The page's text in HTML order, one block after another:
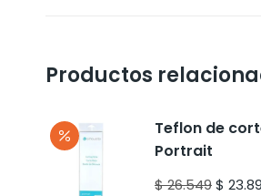
Productos
Teflon de
Portrait
$26.549$